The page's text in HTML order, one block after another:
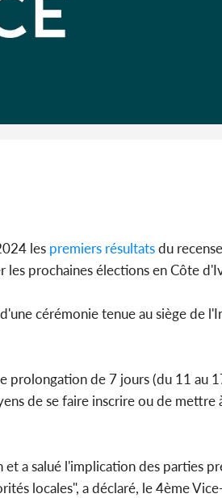
les premiers résultatsdu
les prochaines élections en Côte
cérémonie tenue au siège de
prolongation de 7 jours (du 11 au
de se faire inscrire ou de mettre
a salué l'implication des parties
locales", a déclaré, le 4ème